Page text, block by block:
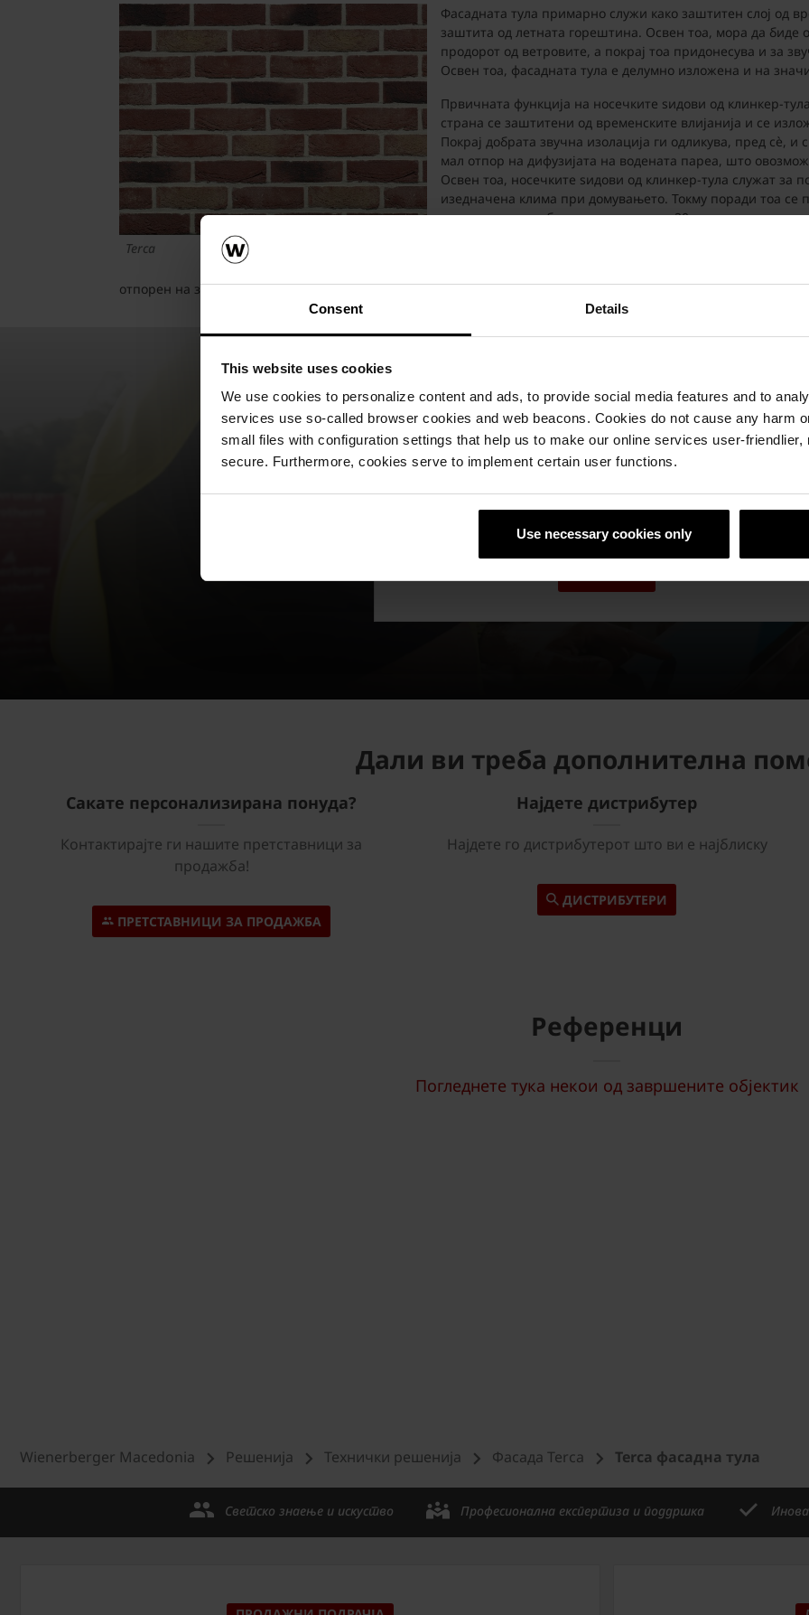
Consent Details
This website uses cookies
We use cookies to personalize content and ads, to provide social media features and to
services use so-called browser cookies and web beacons. Cookies do not cause any harm
small files with configuration settings that help us to make our online services user-friendlier,
secure. Furthermore, cookies serve to implement certain user functions.
Use necessary cookies only
Terca
Фасадната тула примарно служи како заштитен слој од
заштита од летната горештина. Освен тоа, мора да биде
продорот од ветровите, а покрај тоа придонесува и за
Освен тоа, фасадната тула е делумно изложена и на
Првичната функција на носечките ѕидови од клинкер-
страна се заштитени од временските влијанија и се
Покрај добрата звучна изолација ги одликува, пред сè, и
мал отпор на дифузијата на водената пареа, што
Освен тоа, носечките ѕидови од клинкер-тула служат за
изедначена клима при домувањето. Токму поради тоа се
изведуваат со дебелина од минимум 20 cm и тоа со
отпорен на замрзнување, а таква е клинкер-тулата Terca.
Имате ли прашања за нас или
за нашите производи?
Дали ви треба дополнителна
Сакате персонализирана понуда?
Контактирајте ги нашите претставници за
продажба!
ПРЕТСТАВНИЦИ ЗА ПРОДАЖБА
Најдете дистрибутер
Најдете го дистрибутерот што ви е најблиску
ДИСТРИБУТЕРИ
Референци
Погледнете тука некои од завршените објектик
Wienerberger Macedonia Решенија Технички решениjа Фасада Terca Terca фасадна тула
Светско знаење и искуство Професионална експертиза и поддршка